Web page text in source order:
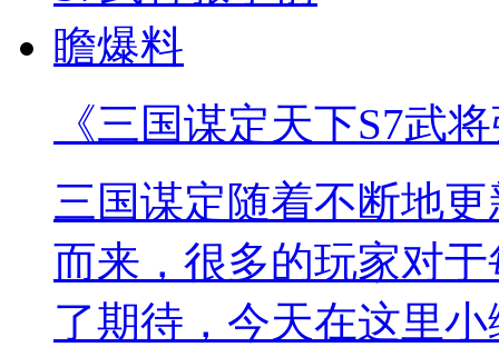
《三国谋定天下S7武
三国谋定随着不断地
而来，很多的玩家对
了期待，今天在这里